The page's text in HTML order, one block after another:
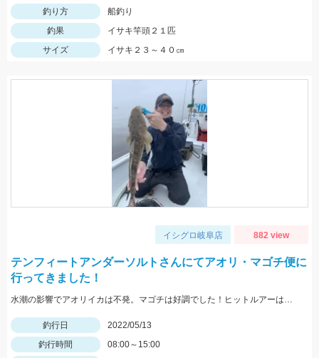
釣り方
船釣り
釣果
イサキ竿頭２１匹
サイズ
イサキ２３～４０㎝
イシグロ岐阜店 882 view
テンフィートアンダーソルトさんにてアオリ・マゴチ便に
行ってきました！
水潮の影響でアオリイカは不発。マゴチは好調でした！ヒットルアーはスタッガー3インチアカキン
釣行日
2022/05/13
釣行時間
08:00～15:00